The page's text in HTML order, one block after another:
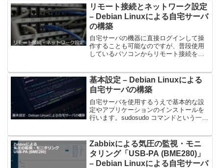
いと思います。CO2-miniCO2-mi...
リモート接続とネットワーク設定
– Debian Linuxによる自宅サーバ
の構築
自宅サーバの機器に直接ログインして操
作することも可能なのですが、普段使用
しているパソコンからリモート接続を行
定したいと思います。リモート接続の設
定リモート接続の設定を...
基本設定 – Debian Linuxによる
自宅サーバの構築
自宅サーバを使用するうえで基本的な設
定やアプリケーションのインストールを
行います。sudosudo コマンドという一時
sudo を導入し、rootへログインせずに
コ...
Zabbixによる気圧の監視・モニ
タリング「USB-PA (BME280)」
– Debian Linuxによる自宅サーバ